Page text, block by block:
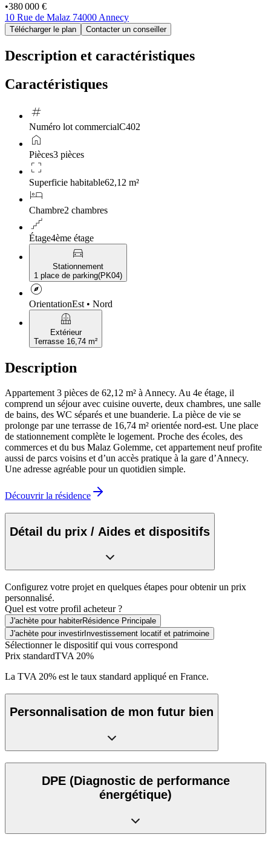
•380 000 €
10 Rue de Malaz 74000 Annecy
Télécharger le plan Contacter un conseiller
Description et caractéristiques
Caractéristiques
tag
Numéro lot commercialC402
home
Pièces3 pièces
crop_free
Superficie habitable62,12 m²
hotel
Chambre2 chambres
floor
Étage4ème étage
directions_car
Stationnement
1 place de parking(PK04)
explore
OrientationEst • Nord
balcony
Extérieur
Terrasse 16,74 m²
Description
Appartement 3 pièces de 62,12 m² à Annecy. Au 4e étage, il
comprend un séjour avec cuisine ouverte, deux chambres, une salle
de bains, des WC séparés et une buanderie. La pièce de vie se
prolonge par une terrasse de 16,74 m² orientée nord-est. Une place
de stationnement complète le logement. Proche des écoles, des
commerces et du bus Malaz Golemme, cet appartement neuf profite
aussi de parcs voisins et d’un accès pratique à la gare d’Annecy.
Une adresse agréable pour un quotidien simple.
Découvrir la résidence
Détail du prix / Aides et dispositifs
Configurez votre projet en quelques étapes pour obtenir un prix
personnalisé.
Quel est votre profil acheteur ?
J'achète pour habiterRésidence Principale
J'achète pour investirInvestissement locatif et patrimoine
Sélectionner le dispositif qui vous correspond
Prix standardTVA 20%
La TVA 20% est le taux standard appliqué en France.
Personnalisation de mon futur bien
DPE (Diagnostic de performance
énergétique)